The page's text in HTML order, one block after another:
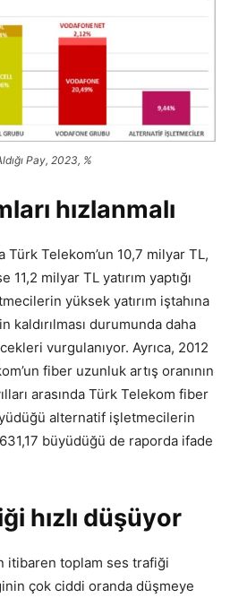
Pay, 2023, %
hızlanmalı
Türk Telekom’un 10,7 milyar TL,
milyar TL yatırım yaptığı
yüksek yatırım iştahına
kaldırılması durumunda daha
vurgulanıyor. Ayrıca, 2012
fiber uzunluk artış oranının
arasında Türk Telekom fiber
alternatif işletmecilerin
büyüdüğü de raporda ifade
hızlı düşüyor
itibaren toplam ses trafiği
çok ciddi oranda düşmeye